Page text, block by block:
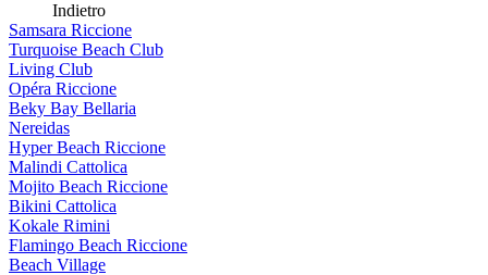
Indietro
Samsara Riccione
Turquoise Beach Club
Living Club
Opéra Riccione
Beky Bay Bellaria
Nereidas
Hyper Beach Riccione
Malindi Cattolica
Mojito Beach Riccione
Bikini Cattolica
Kokale Rimini
Flamingo Beach Riccione
Beach Village